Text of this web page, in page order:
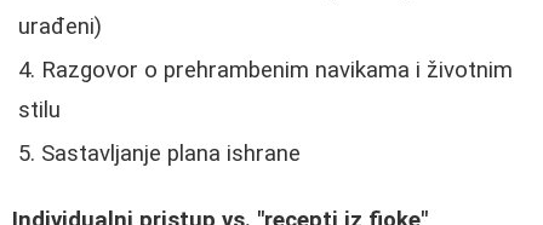
urađeni)
Razgovor o prehrambenim navikama i životnim
stilu
Sastavljanje plana ishrane
Individualni pristup vs. "recepti iz fioke"